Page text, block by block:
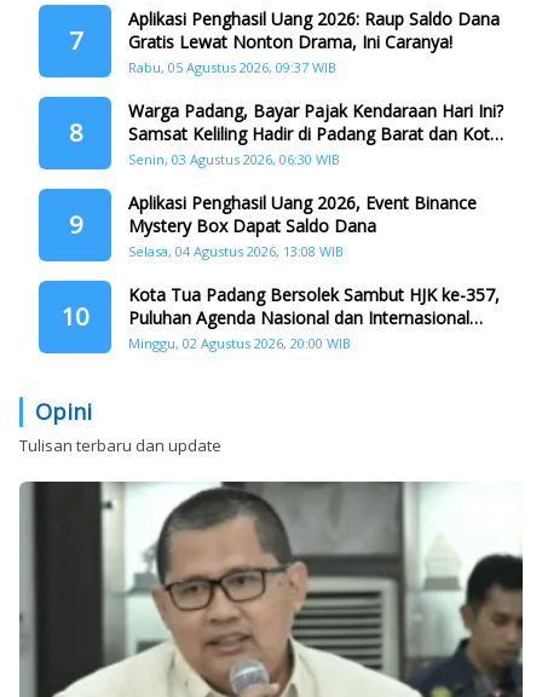
7
Aplikasi Penghasil Uang 2026: Raup Saldo Dana
Gratis Lewat Nonton Drama, Ini Caranya!
Rabu, 05 Agustus 2026, 09:37 WIB
8
Warga Padang, Bayar Pajak Kendaraan Hari Ini?
Samsat Keliling Hadir di Padang Barat dan Koto
Tangah
Senin, 03 Agustus 2026, 06:30 WIB
9
Aplikasi Penghasil Uang 2026, Event Binance
Mystery Box Dapat Saldo Dana
Selasa, 04 Agustus 2026, 13:08 WIB
10
Kota Tua Padang Bersolek Sambut HJK ke-357,
Puluhan Agenda Nasional dan Internasional
Siap Digelar
Minggu, 02 Agustus 2026, 20:00 WIB
Opini
Tulisan terbaru dan update